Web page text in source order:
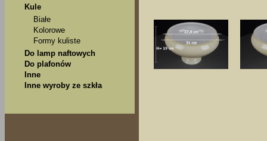
Kule
Białe
Kolorowe
Formy kuliste
Do lamp naftowych
Do plafonów
Inne
Inne wyroby ze szkła